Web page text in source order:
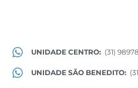
UNIDADE CENTRO: (31)
UNIDADE SÃO BENEDITO: